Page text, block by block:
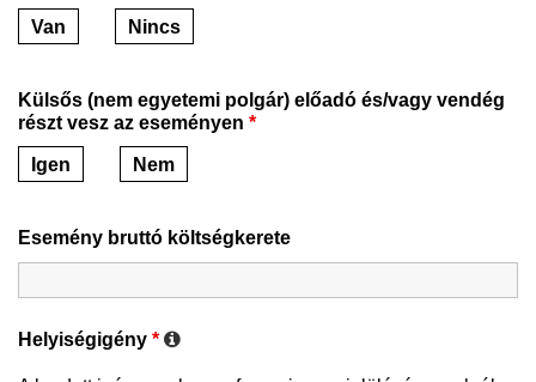
Van Nincs
Külsős (nem egyetemi polgár) előadó és/vagy vendég
részt vesz az eseményen *
Igen Nem
Esemény bruttó költségkerete
Helyiségigény *